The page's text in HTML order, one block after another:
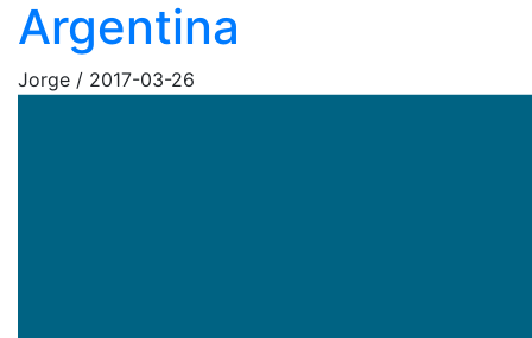
Argentina
Jorge / 2017-03-26